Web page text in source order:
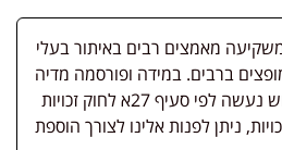
מאמצים רבים באיתור בעלי
ברבים. במידה ופורסמה מדיה
שבעליה אינו ידוע, השימוש נעשה לפי סעיף 27א לחוק זכויות
ניתן לפנות אלינו לצורך הוספת